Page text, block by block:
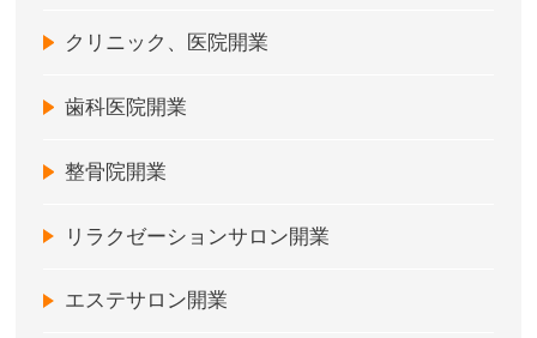
クリニック、医院開業
歯科医院開業
整骨院開業
リラクゼーションサロン開業
エステサロン開業